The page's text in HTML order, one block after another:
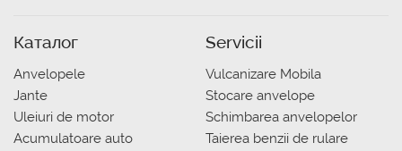
Каталог
Anvelopele
Jante
Uleiuri de motor
Acumulatoare auto
Servicii
Vulcanizare Mobila
Stocare anvelope
Schimbarea anvelopelor
Taierea benzii de rulare